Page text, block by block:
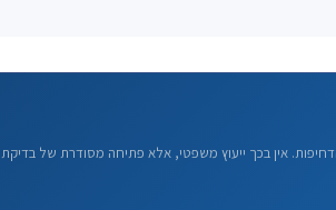
אין בכך ייעוץ משפטי, אלא פתיחה מסודרת של בדיקת